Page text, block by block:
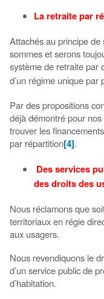
La retraite par
Attachés au principe
sommes et serons
système de retraite par
d’un régime unique par
Par des propositions
déjà démontré pour
trouver les
par répartition[4].
Des services
des droits des
Nous réclamons que
territoriaux en régie
aux usagers.
Nous revendiquons le
d’un service public de
d’habitation.